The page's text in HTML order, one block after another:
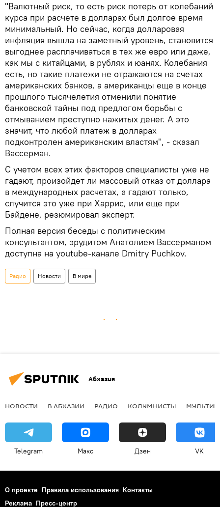
"Валютный риск, то есть риск потерь от колебаний
курса при расчете в долларах был долгое время
минимальный. Но сейчас, когда долларовая
инфляция вышла на заметный уровень, становится
выгоднее расплачиваться в тех же евро или даже,
как мы с китайцами, в рублях и юанях. Колебания
есть, но такие платежи не отражаются на счетах
американских банков, а американцы еще в конце
прошлого тысячелетия отменили понятие
банковской тайны под предлогом борьбы с
отмыванием преступно нажитых денег. А это
значит, что любой платеж в долларах
подконтролен американским властям", - сказал
Вассерман.
С учетом всех этих факторов специалисты уже не
гадают, произойдет ли массовый отказ от доллара
в международных расчетах, а гадают только,
случится это уже при Харрис, или еще при
Байдене, резюмировал эксперт.
Полная версия беседы с политическим
консультантом, эрудитом Анатолием Вассерманом
доступна на youtube-канале Dmitry Puchkov.
Радио Новости В мире
Абхазия
НОВОСТИ В АБХАЗИИ РАДИО КОЛУМНИСТЫ
Telegram Макс Дзен VK
О проекте Правила использования Контакты
Реклама Пресс-центр